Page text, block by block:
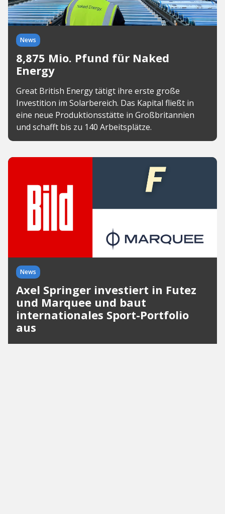
News
8,875 Mio. Pfund für Naked
Energy
Great British Energy tätigt ihre erste große
Investition im Solarbereich. Das Kapital fließt in
eine neue Produktionsstätte in Großbritannien
und schafft bis zu 140 Arbeitsplätze.
News
Axel Springer investiert in Futez
und Marquee und baut
internationales Sport-Portfolio
aus
Mit den beiden Beteiligungen baut Axel Springer